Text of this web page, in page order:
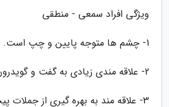
ویژگی افراد سمعی - منطقی
1- چشم ها متوجه پایین و چپ است.
2- علاقه مندی زیادی به گفت و گویدرون و خلوت با خود
3- علاقه مند به بهره گیری از جملات پیچیده